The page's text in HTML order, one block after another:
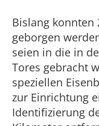
Bislang konnten
geborgen
seien in die in
Tores gebracht
speziellen
zur Einrichtung
Identifizierung